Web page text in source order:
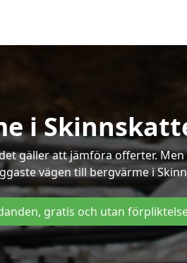
i
gäller att jämföra offerter.
vägen till bergvärme i
gratis och utan